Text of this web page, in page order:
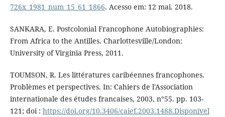
726x_1981_num_15_61_1866. Acesso em: 12 mai. 2018.
SANKARA, E. Postcolonial Francophone Autobiographies:
From Africa to the Antilles. Charlottesville/London:
University of Virginia Press, 2011.
TOUMSON, R. Les littératures caribéennes francophones.
Problèmes et perspectives. In: Cahiers de l'Association
internationale des études francaises, 2003, n°55. pp. 103-
121; doi : https://doi.org/10.3406/caief.2003.1488.Disponível